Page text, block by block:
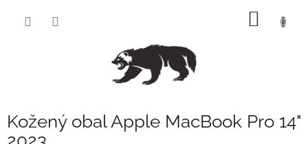
Kožený obal Apple MacBook Pro 14"